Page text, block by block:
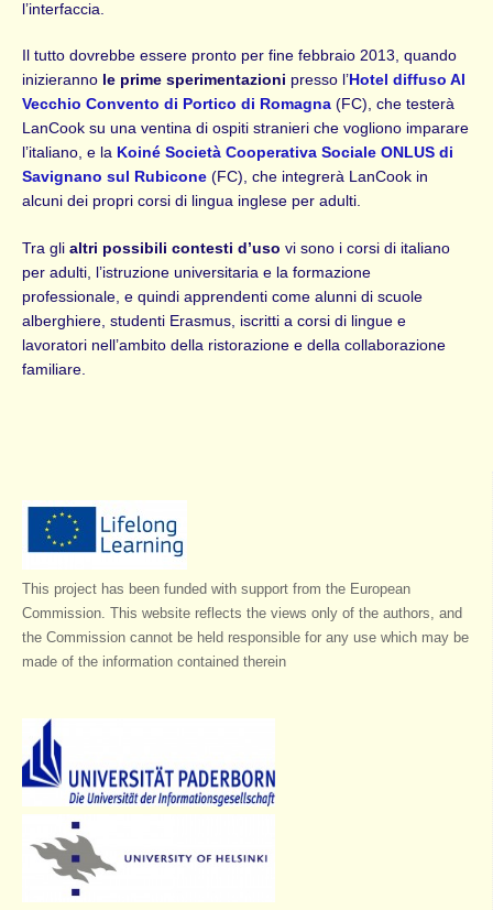
l’interfaccia.
Il tutto dovrebbe essere pronto per fine febbraio 2013, quando
inizieranno le prime sperimentazioni presso l’ Hotel diffuso Al
Vecchio Convento di Portico di Romagna (FC), che testerà
LanCook su una ventina di ospiti stranieri che vogliono imparare
l’italiano, e la Koiné Società Cooperativa Sociale ONLUS di
Savignano sul Rubicone (FC), che integrerà LanCook in
alcuni dei propri corsi di lingua inglese per adulti.
Tra glialtri possibili contesti d’uso vi sono i corsi di italiano
per adulti, l’istruzione universitaria e la formazione
professionale, e quindi apprendenti come alunni di scuole
alberghiere, studenti Erasmus, iscritti a corsi di lingue e
lavoratori nell’ambito della ristorazione e della collaborazione
familiare.
This project has been funded with support from the European
Commission. This website reflects the views only of the authors, and
the Commission cannot be held responsible for any use which may be
made of the information contained therein